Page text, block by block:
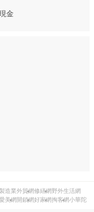
金
造業外貿網修繕網 野外生活網
美網 開鎖網好家網掏客網小華陀